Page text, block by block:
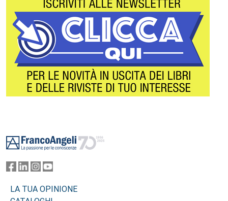
LA TUA OPINIONE